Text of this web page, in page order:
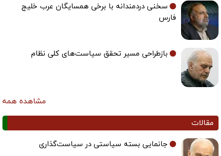
سخنی دردمندانه با برخی همسایگان عرب خلیج
فارس
بازطراحی مسیر تحقق سیاست‌های کلی نظام
مشاهده همه
مقالات
جانمایی بسته سیاستی در سیاست‌گذاری